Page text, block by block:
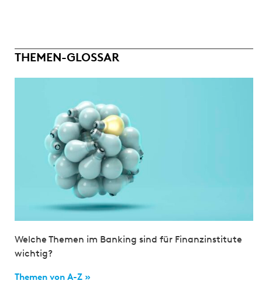
THEMEN-GLOSSAR
Welche Themen im Banking sind für Finanzinstitute
wichtig?
Themen von A-Z »